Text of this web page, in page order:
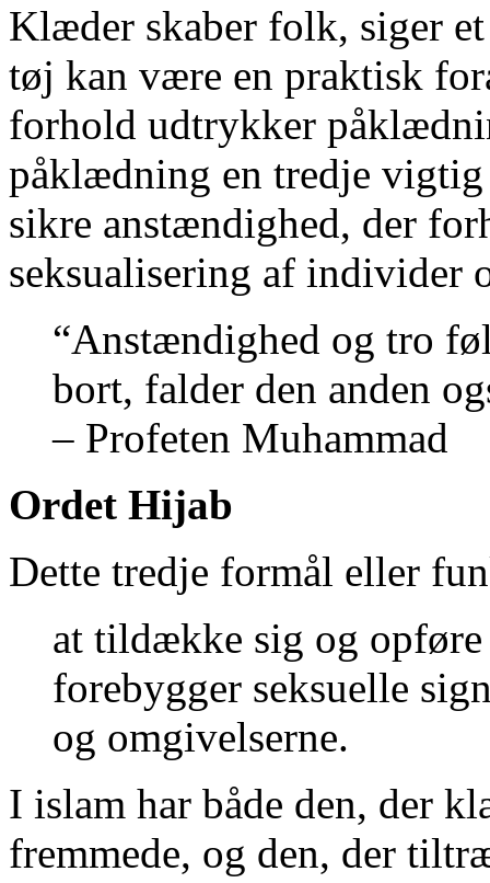
Klæder skaber folk, siger
tøj kan være en praktisk
forhold udtrykker
påklædning en tredje
sikre anstændighed, der
seksualisering af individer
“Anstændighed og tro
bort, falder den anden
– Profeten Muhammad
Ordet Hijab
Dette tredje formål eller
at tildække sig og opføre
forebygger seksuelle
og omgivelserne.
I islam har både den, der
fremmede, og den, der